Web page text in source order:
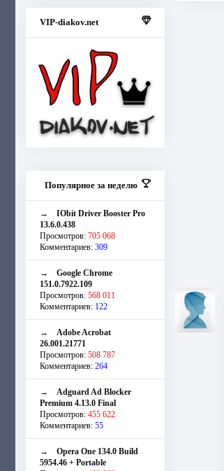
VIP-diakov.net
Популярное за неделю
→ IObit Driver Booster Pro
13.6.0.438
Просмотров: 705 068
Комментариев: 309
→ Google Chrome
151.0.7922.109
Просмотров: 568 011
Комментариев: 122
→ Adobe Acrobat
26.001.21771
Просмотров: 508 787
Комментариев: 264
→ Adguard Ad Blocker
Premium 4.13.0 Final
Просмотров: 455 622
Комментариев: 55
→ Opera One 134.0 Build
5954.46 + Portable